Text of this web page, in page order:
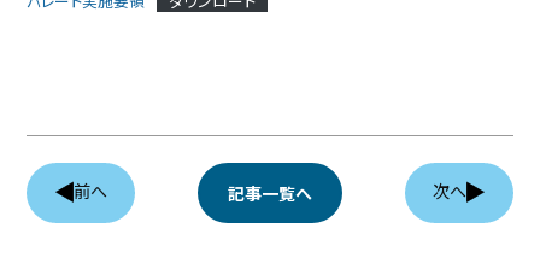
観光情報
資料ダウンロード
前へ 記事一覧へ 次へ